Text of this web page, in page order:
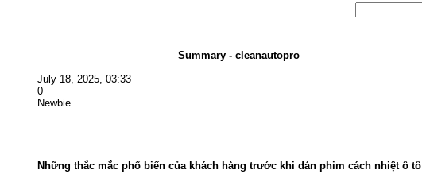
Summary - cleanautopro
July 18, 2025, 03:33
0
Newbie
Những thắc mắc phổ biến của khách hàng trước khi dán phim cách nhiệt ô tô